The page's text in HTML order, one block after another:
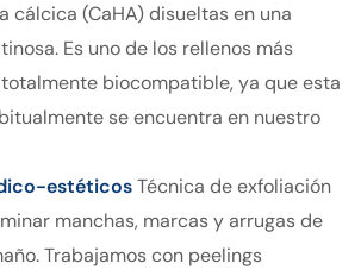
cálcica (CaHA) disueltas en una
Es uno de los rellenos más
biocompatible, ya que esta
se encuentra en nuestro
estéticosTécnica de exfoliación
manchas, marcas y arrugas de
Trabajamos con peelings